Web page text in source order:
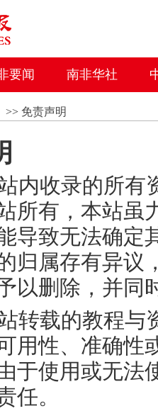
要闻 南非华社
>> 免责声明
内收录的所有
所有，本站虽
导致无法确定
归属存有异议
以删除，并同
转载的教程与
用性、准确性
于使用或无法
任。